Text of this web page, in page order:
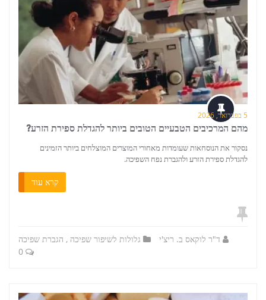
5 בפברואר, 2026
מהם המרכיבים הטבעיים הטובים ביותר להגדלת ספירת הזרע?
נסקור את הנוסחאות שעומדות מאחורי המוצרים המוצלחים ביותר הזמינים
להגדלת ספירת הזרע ולהגברת נפח השפיכה.
קרא עוד
ד"ר לוקאס ב. ריצ'י גלולות לשיפור שפיכה , הגברת שפיכה